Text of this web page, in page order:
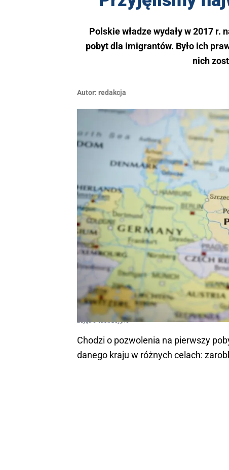
Polskie władze wydały w 2017
pobyt dla imigrantów. Było ich
nich
Autor: redakcja
zdjęcie ilustracyjne
Chodzi o pozwolenia na pierwszy
danego kraju w różnych celach: